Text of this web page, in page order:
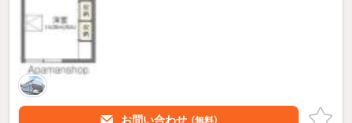
お問い合わせ （無料）